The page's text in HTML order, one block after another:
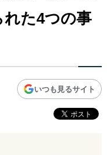
れた4つの事
いつも見るサイト